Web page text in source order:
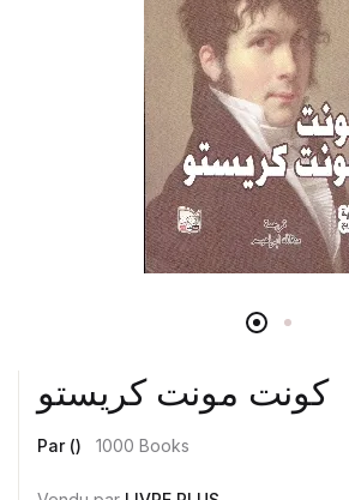
كونت مونت كريستو
Par () 1000 Books